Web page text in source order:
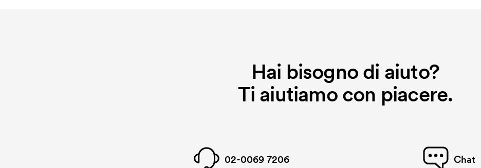
Hai bisogno di aiuto?
Ti aiutiamo con piacere.
02-0069 7206 Chat